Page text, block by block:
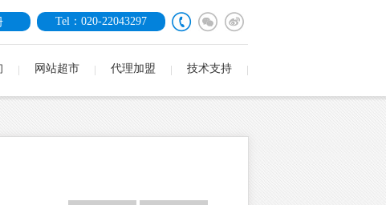
Tel：020-22043297
网站超市 代理加盟 技术支持